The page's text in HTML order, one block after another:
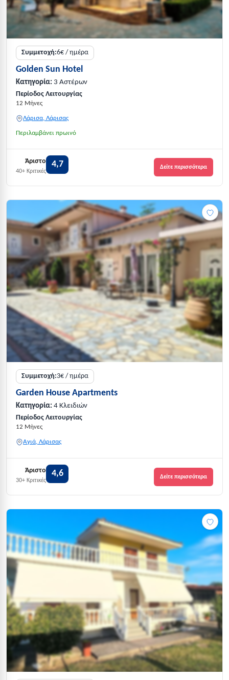
Συμμετοχή:6€ / ημέρα
Golden Sun Hotel
Κατηγορία: 3 Αστέρων
Περίοδος Λειτουργίας
12 Μήνες
Λάρισα, Λάρισας
Περιλαμβάνει πρωινό
Άριστο
40+ Κριτικές
4,7 Δείτε περισσότερα
Συμμετοχή:3€ / ημέρα
Garden House Apartments
Κατηγορία: 4 Κλειδιών
Περίοδος Λειτουργίας
12 Μήνες
Αγιά, Λάρισας
Άριστο
30+ Κριτικές
4,6 Δείτε περισσότερα